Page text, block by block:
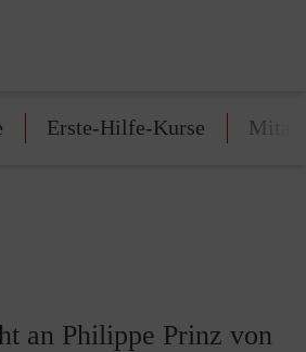
Erste-Hilfe-Kurse
an Philippe Prinz von